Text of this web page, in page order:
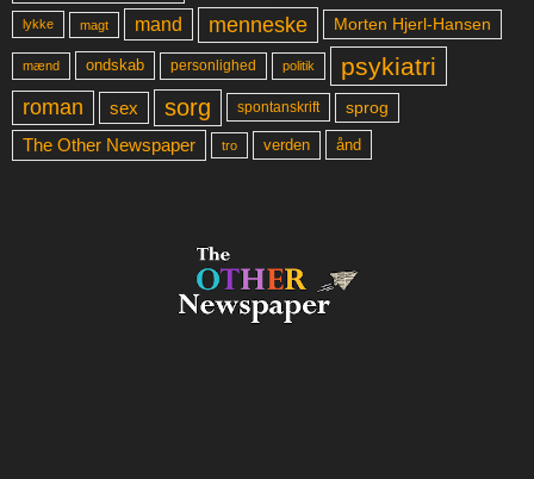
lykke magt mand menneske Morten Hjerl-Hansen
mænd ondskab personlighed politik psykiatri
roman sex sorg spontanskrift sprog
The Other Newspaper tro verden ånd